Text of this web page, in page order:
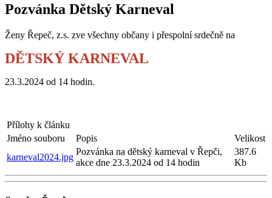
Pozvánka Dětský Karneval
Ženy Řepeč, z.s. zve všechny občany i přespolní srdečně na
DĚTSKÝ KARNEVAL
23.3.2024 od 14 hodin.
Přílohy k článku
Jméno souboru
Popis
Velikost
karneval2024.jpg
Pozvánka na dětský karneval v Řepči,
akce dne 23.3.2024 od 14 hodin
387.6
Kb